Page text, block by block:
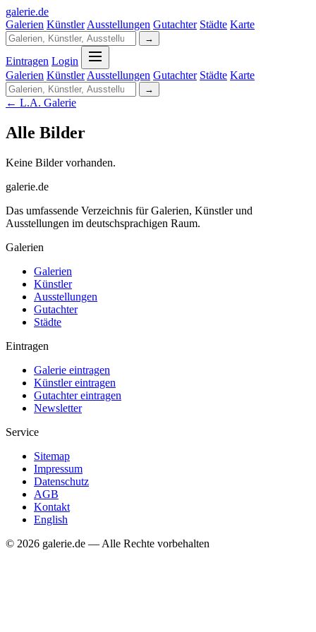
galerie.de
Galerien Künstler Ausstellungen Gutachter Städte Karte
→
Eintragen Login
Galerien Künstler Ausstellungen Gutachter Städte Karte
→
← L.A. Galerie
Alle Bilder
Keine Bilder vorhanden.
galerie.de
Das umfassende Verzeichnis für Galerien, Künstler und
Ausstellungen im deutschsprachigen Raum.
Galerien
Galerien
Künstler
Ausstellungen
Gutachter
Städte
Eintragen
Galerie eintragen
Künstler eintragen
Gutachter eintragen
Newsletter
Service
Sitemap
Impressum
Datenschutz
AGB
Kontakt
English
© 2026 galerie.de — Alle Rechte vorbehalten